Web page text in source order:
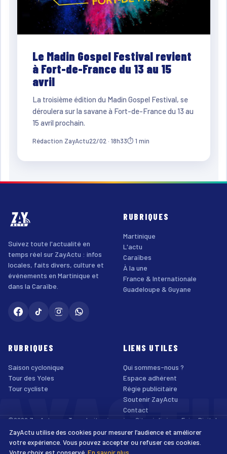
Le Madin Gospel Festival revient
à Fort-de-France du 13 au 15
avril
La troisième édition du Madin Gospel Festival, se
déroulera sur la savane à Fort-de-France du 13 au
15 avril prochain.
Rédaction ZayActu22/02 · 18h33⏱ 1 min
Suivez toute l'actualité en
temps réel sur ZayActu : infos
locales, faits divers, culture et
événements en Martinique et
dans la Caraïbe.
RUBRIQUES
Martinique
L'actu
Caraïbes
À la une
France & Internationale
Guadeloupe & Guyane
RUBRIQUES
Saison cyclonique
Tour des Yoles
Tour cycliste
LIENS UTILES
Qui sommes-nous ?
Espace adhérent
Régie publicitaire
Soutenir ZayActu
Contact
©2026 ZayActu.org. Tous droits réservés. · Site réalisé par Enjoy Digital
Agency
Mentions légales
Confidentialité Cookies Accessibilité
ZayActu utilise des cookies pour mesurer l’audience et améliorer
votre expérience. Vous pouvez accepter ou refuser ces cookies.
Votre choix est conservé. En savoir plus